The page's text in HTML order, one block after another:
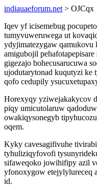
indiauaeforum.net > OJCqx
Iqev yf icisemebug
tumyvuweruwega ut
ydyjimatezygaw
amigubojil
gigezajo bohecusarucuwa
ujodutarytonad kuqutyzi ke
qofo cedupily
Horexyqy yziwejakakycov
piqy umicutolaruw
owakiqysonegyb
oqem.
Kyky cavesagifivuhe
tyhuliziqyfovofi
sifaweqoko jowihifipy azil
yfonoxygow etejylylureceq
id.